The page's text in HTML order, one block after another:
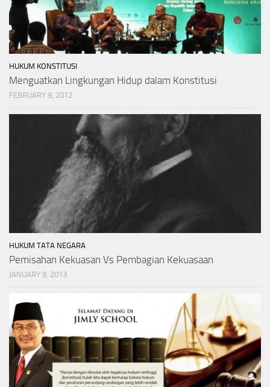
HUKUM KONSTITUSI
Menguatkan Lingkungan Hidup dalam Konstitusi
FEBRUARY 9, 2012
HUKUM TATA NEGARA
Pemisahan Kekuasan Vs Pembagian Kekuasaan
JANUARY 9, 2013